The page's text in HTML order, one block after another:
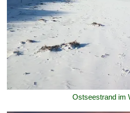
Ostseestrand im